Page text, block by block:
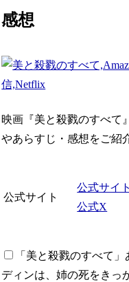
感想
映画『美と殺戮のすべて
やあらすじ・感想をご紹
公式サイト
公式サイト
公式X
「美と殺戮のすべて」
ディンは、姉の死をきっ